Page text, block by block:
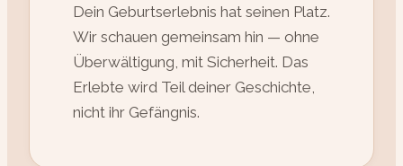
Dein Geburtserlebnis hat seinen Platz.
Wir schauen gemeinsam hin — ohne
Überwältigung, mit Sicherheit. Das
Erlebte wird Teil deiner Geschichte,
nicht ihr Gefängnis.